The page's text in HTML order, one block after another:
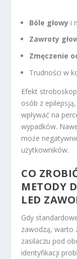
Bóle głowy i
Zawroty
Zmęczenie
Trudności w
Efekt
osób z
wpływać na
wypadków.
może
użytkowników.
CO
METODY
LED
Gdy
zawodzą, warto
zasilaczu pod
identyfikacji